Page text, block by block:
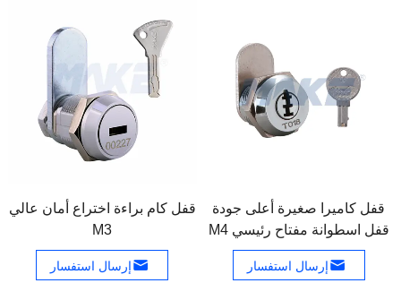
قفل كام براءة اختراع أمان عالي
M3
إرسال استفسار
قفل كاميرا صغيرة أعلى جودة
قفل اسطوانة مفتاح رئيسي M4
إرسال استفسار